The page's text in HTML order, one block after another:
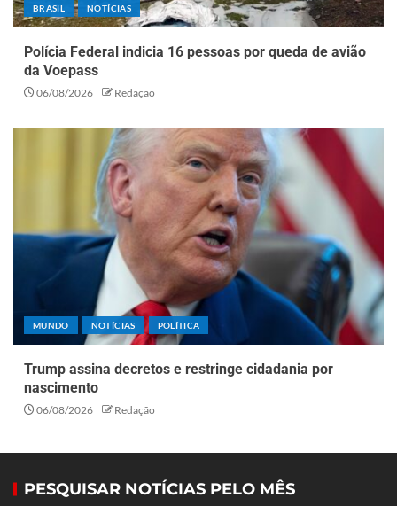
BRASIL NOTÍCIAS
Polícia Federal indicia 16 pessoas por queda de avião
da Voepass
06/08/2026 Redação
MUNDO NOTÍCIAS POLÍTICA
Trump assina decretos e restringe cidadania por
nascimento
06/08/2026 Redação
PESQUISAR NOTÍCIAS PELO MÊS